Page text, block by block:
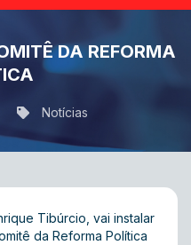
DA REFORMA
Notícias
Tibúrcio, vai instalar
da Reforma Política